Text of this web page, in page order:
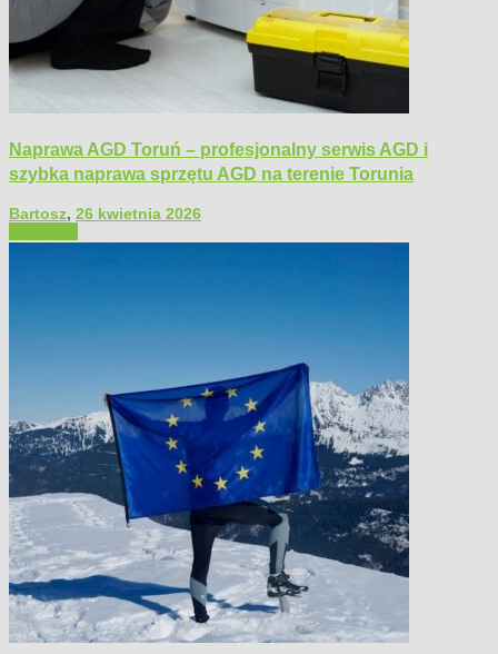
Naprawa AGD Toruń – profesjonalny serwis AGD i
szybka naprawa sprzętu AGD na terenie Torunia
Bartosz, 26 kwietnia 2026